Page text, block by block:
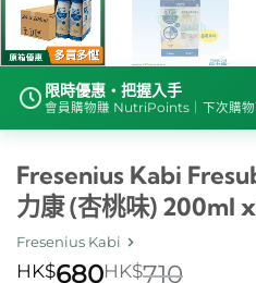
限時優惠・把握入手
會員購物賺 NutriPoints｜下次購物
Fresenius Kabi
力康 (杏桃味) 200ml
Fresenius Kabi
HK$680HK$710